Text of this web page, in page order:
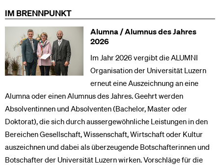
IM BRENNPUNKT
Alumna / Alumnus des Jahres
2026
Im Jahr 2026 vergibt die ALUMNI
Organisation der Universität Luzern
erneut eine Auszeichnung an eine
Alumna oder einen Alumnus des Jahres. Geehrt werden
Absolventinnen und Absolventen (Bachelor, Master oder
Doktorat), die sich durch aussergewöhnliche Leistungen in den
Bereichen Gesellschaft, Wissenschaft, Wirtschaft oder Kultur
auszeichnen und dabei als überzeugende Botschafterinnen und
Botschafter der Universität Luzern wirken. Vorschläge für die